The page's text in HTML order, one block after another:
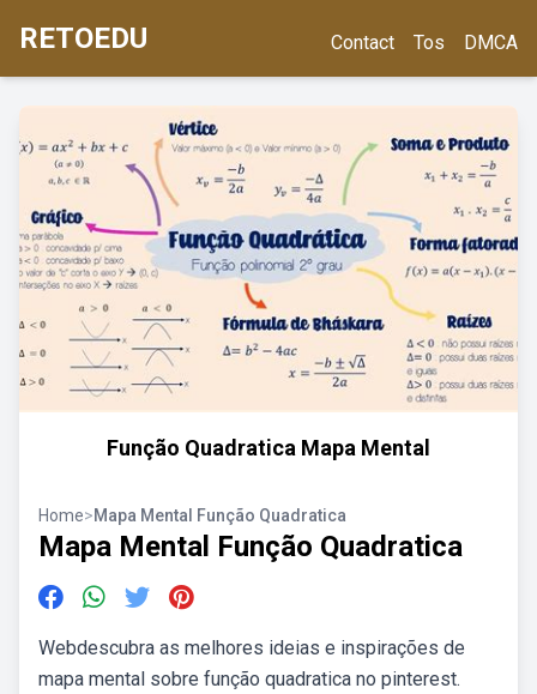
RETOEDU Contact Tos DMCA
Função Quadratica Mapa Mental
Home>Mapa Mental Função Quadratica
Mapa Mental Função Quadratica
Webdescubra as melhores ideias e inspirações de
mapa mental sobre função quadratica no pinterest.